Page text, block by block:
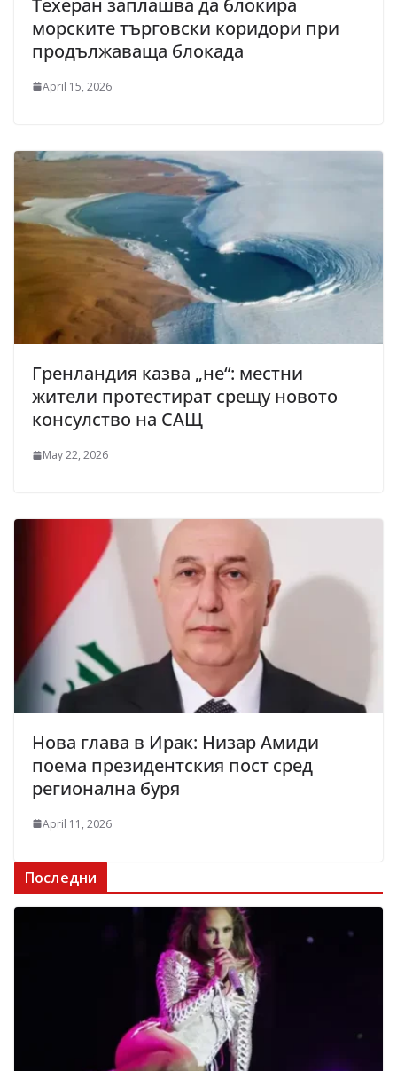
морските търговски коридори при
продължаваща блокада
April 15, 2026
Гренландия казва „не“: местни
жители протестират срещу новото
консулство на САЩ
May 22, 2026
Нова глава в Ирак: Низар Амиди
поема президентския пост сред
регионална буря
April 11, 2026
Последни